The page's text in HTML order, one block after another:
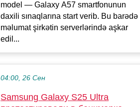
model — Galaxy A57 smartfonunun
daxili sınaqlarına start verib. Bu barədə
məlumat şirkətin serverlərində aşkar
edil...
04:00, 26 Сен
Samsung Galaxy S25 Ultra